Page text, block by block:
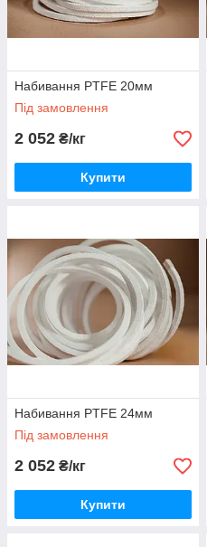
Набивання PTFE 20мм
Під замовлення
2 052 ₴/кг
Купити
Набивання PTFE 24мм
Під замовлення
2 052 ₴/кг
Купити